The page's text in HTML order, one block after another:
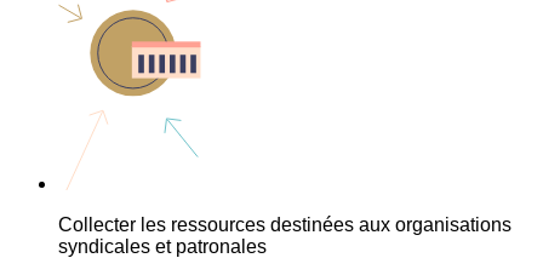
Collecter les ressources destinées aux organisations
syndicales et patronales